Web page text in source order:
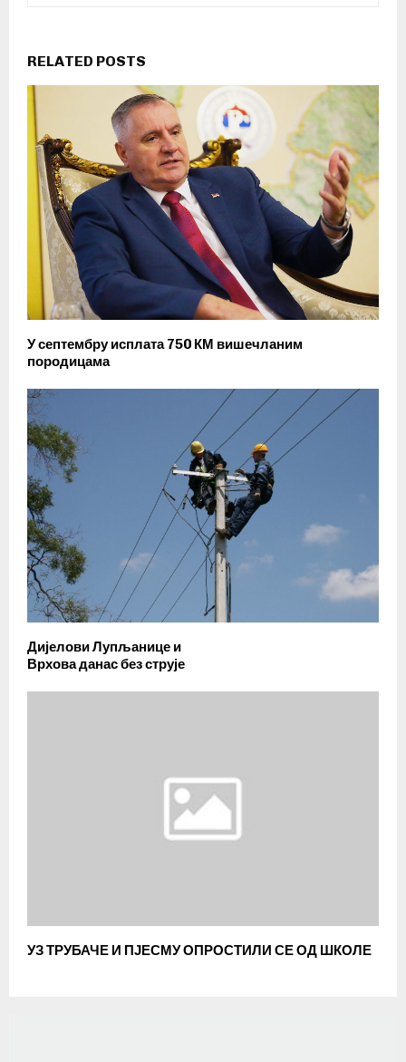
RELATED POSTS
У септембру исплата 750 КМ вишечланим
породицама
Дијелови Лупљанице и
Врхова данас без струје
УЗ ТРУБАЧЕ И ПЈЕСМУ ОПРОСТИЛИ СЕ ОД ШКОЛЕ